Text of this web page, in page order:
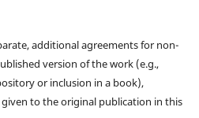
additional agreements for non-
version of the work (e.g.,
or inclusion in a book),
to the original publication in this